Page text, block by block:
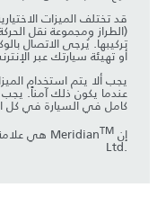
قد تختلف الميزات
(الطراز ومجموعة نقل
تركيبها. يُرجى الاتصال
أو تهيئة سيارتك عبر
يجب ألا يتم استخدام
عندما يكون ذلك آمناً.
كامل في السيارة في كل
إن Meridian TM
Ltd.‎